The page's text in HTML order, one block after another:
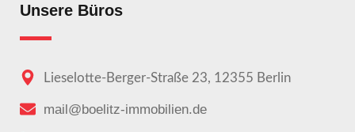
Unsere Büros
Lieselotte-Berger-Straße 23, 12355 Berlin
mail@boelitz-immobilien.de